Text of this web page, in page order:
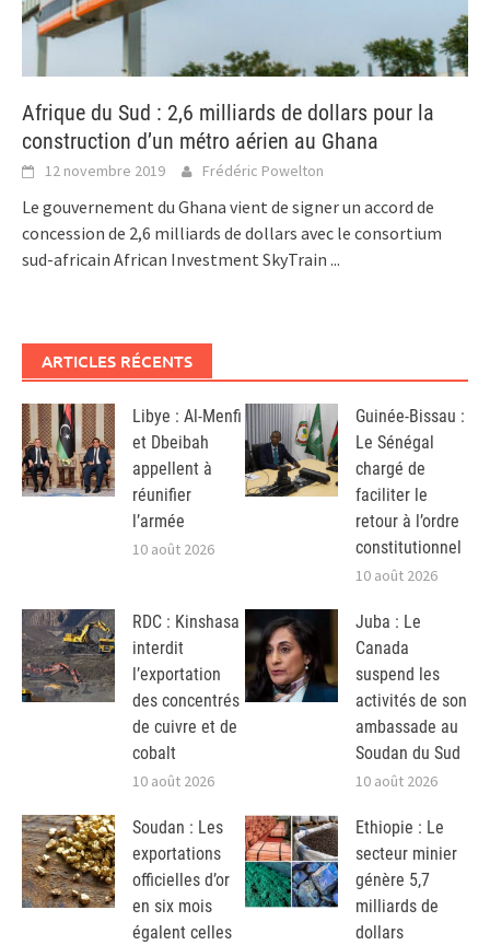
Afrique du Sud : 2,6 milliards de dollars pour la
construction d’un métro aérien au Ghana
12 novembre 2019 Frédéric Powelton
Le gouvernement du Ghana vient de signer un accord de
concession de 2,6 milliards de dollars avec le consortium
sud-africain African Investment SkyTrain ...
ARTICLES RÉCENTS
Libye : Al-Menfi
et Dbeibah
appellent à
réunifier
l’armée
10 août 2026
Guinée-Bissau :
Le Sénégal
chargé de
faciliter le
retour à l’ordre
constitutionnel
10 août 2026
RDC : Kinshasa
interdit
l’exportation
des concentrés
de cuivre et de
cobalt
10 août 2026
Juba : Le
Canada
suspend les
activités de son
ambassade au
Soudan du Sud
10 août 2026
Soudan : Les
exportations
officielles d’or
en six mois
égalent celles
Ethiopie : Le
secteur minier
génère 5,7
milliards de
dollars